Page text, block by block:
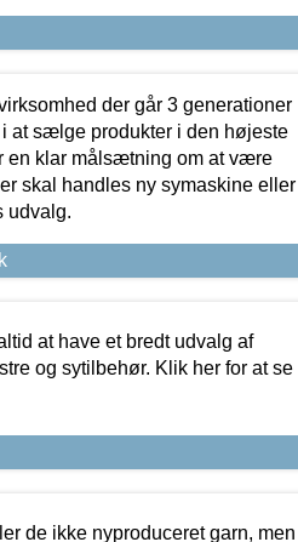
der går 3 generationer
at sælge produkter i den højeste
en klar målsætning om at være
skal handles ny symaskine eller
udvalg.
at have et bredt udvalg af
og sytilbehør. Klik her for at se
de ikke nyproduceret garn, men